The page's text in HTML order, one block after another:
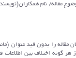
مقاله/ نام
مقاله را بدون قید عنوان
هر گونه اختلاف بین اطلاعات